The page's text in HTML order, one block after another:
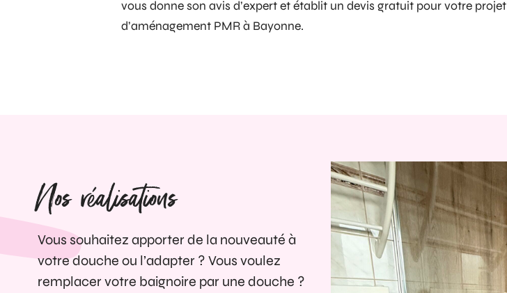
vous donne son avis d’expert et établit un devis gratuit pour votre projet
d’aménagement PMR à Bayonne.
Nos réalisations
Vous souhaitez apporter de la nouveauté à
votre douche ou l’adapter ? Vous voulez
remplacer votre baignoire par une douche ?